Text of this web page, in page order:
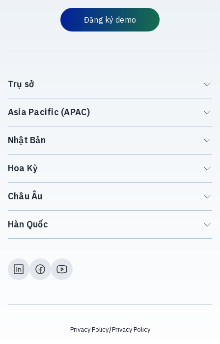
Đăng ký demo
Trụ sở
Asia Pacific (APAC)
Nhật Bản
Hoa Kỳ
Châu Âu
Hàn Quốc
Privacy Policy/Privacy Policy